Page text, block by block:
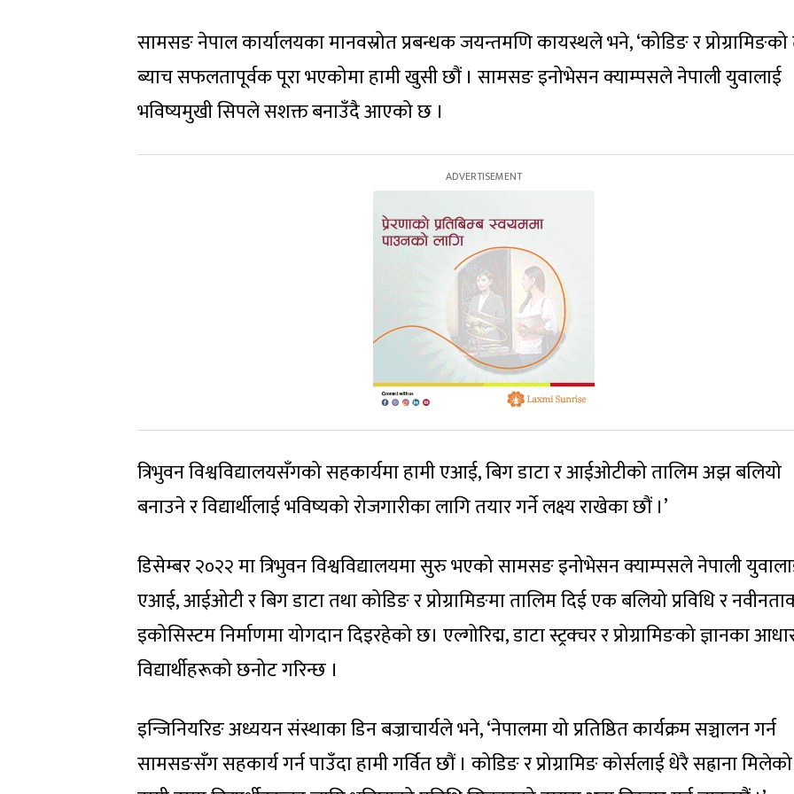
सामसङ नेपाल कार्यालयका मानवस्रोत प्रबन्धक जयन्तमणि कायस्थले भने, ‘कोडिङ र प्रोग्रामिङको
ब्याच सफलतापूर्वक पूरा भएकोमा हामी खुसी छौं । सामसङ इनोभेसन क्याम्पसले नेपाली युवालाई
भविष्यमुखी सिपले सशक्त बनाउँदै आएको छ ।
त्रिभुवन विश्वविद्यालयसँगको सहकार्यमा हामी एआई, बिग डाटा र आईओटीको तालिम अझ बलियो
बनाउने र विद्यार्थीलाई भविष्यको रोजगारीका लागि तयार गर्ने लक्ष्य राखेका छौं ।’
डिसेम्बर २०२२ मा त्रिभुवन विश्वविद्यालयमा सुरु भएको सामसङ इनोभेसन क्याम्पसले नेपाली
एआई, आईओटी र बिग डाटा तथा कोडिङ र प्रोग्रामिङमा तालिम दिई एक बलियो प्रविधि र
इकोसिस्टम निर्माणमा योगदान दिइरहेको छ। एल्गोरिद्म, डाटा स्ट्रक्चर र प्रोग्रामिङको ज्ञानका
विद्यार्थीहरूको छनोट गरिन्छ ।
इन्जिनियरिङ अध्ययन संस्थाका डिन बज्राचार्यले भने, ‘नेपालमा यो प्रतिष्ठित कार्यक्रम सञ्चालन गर्न
सामसङसँग सहकार्य गर्न पाउँदा हामी गर्वित छौं । कोडिङ र प्रोग्रामिङ कोर्सलाई धेरै सह्राना